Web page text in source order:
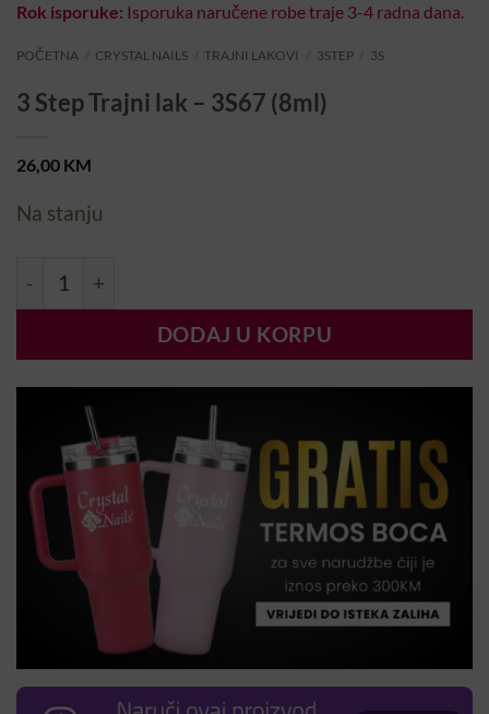
Rok isporuke: Isporuka naručene robe traje 3-4 radna dana.
POČETNA CRYSTAL NAILS TRAJNI LAKOVI 3STEP 3S
3 Step Trajni lak – 3S67 (8ml)
26,00 KM
Na stanju
3 Step Trajni lak – 3S67 (8ml) količina
DODAJ U KORPU